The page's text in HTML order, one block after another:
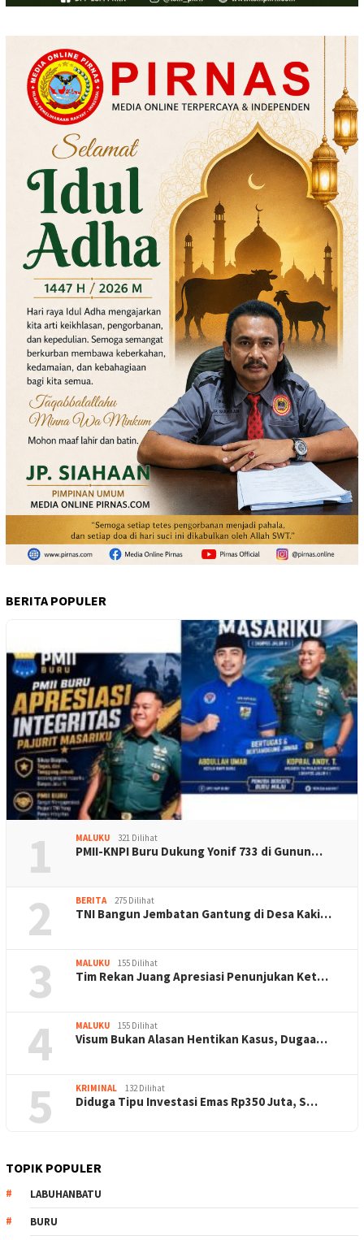
BERITA POPULER
1 MALUKU 321 Dilihat
PMII-KNPI Buru Dukung Yonif 733 di Gunun…
2 BERITA 275 Dilihat
TNI Bangun Jembatan Gantung di Desa Kaki…
3 MALUKU 155 Dilihat
Tim Rekan Juang Apresiasi Penunjukan Ket…
4 MALUKU 155 Dilihat
Visum Bukan Alasan Hentikan Kasus, Dugaa…
5 KRIMINAL 132 Dilihat
Diduga Tipu Investasi Emas Rp350 Juta, S…
TOPIK POPULER
LABUHANBATU
BURU